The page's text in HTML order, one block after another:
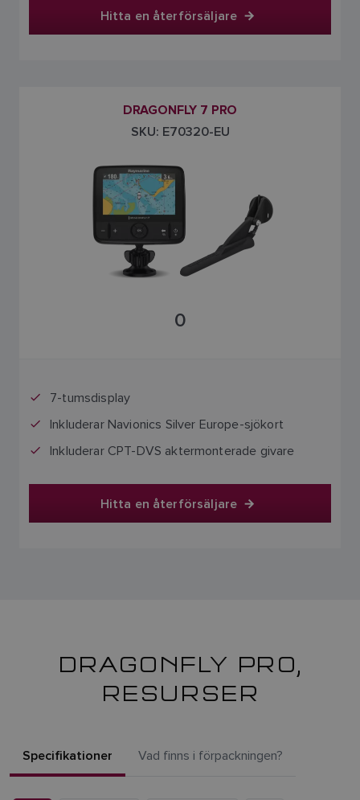
Hitta en återförsäljare
DRAGONFLY 7 PRO
SKU: E70320-EU
0
7-tumsdisplay
Inkluderar Navionics Silver Europe-sjökort
Inkluderar CPT-DVS aktermonterade givare
Hitta en återförsäljare
DRAGONFLY PRO,
RESURSER
Specifikationer Vad finns i förpackningen?